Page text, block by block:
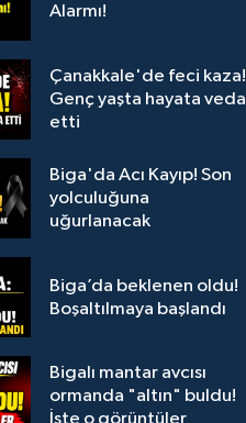
Alarmı!
Çanakkale'de feci kaza!
Genç yaşta hayata veda
etti
Biga'da Acı Kayıp! Son
yolculuğuna
uğurlanacak
Biga’da beklenen oldu!
Boşaltılmaya başlandı
Bigalı mantar avcısı
ormanda "altın" buldu!